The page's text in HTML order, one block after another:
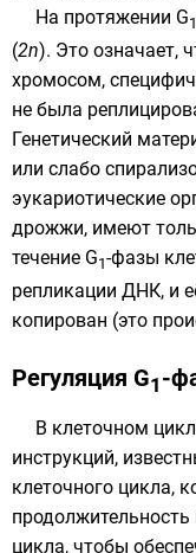
На протяжении G1
(2n). Это означает,
хромосом,
не была
Генетический
или слабо
эукариотические
дрожжи, имеют
течение G1-фазы
репликации ДНК, и
копирован (это
Регуляция G1 -
В клеточном
инструкций,
клеточного цикла,
цикла, чтобы